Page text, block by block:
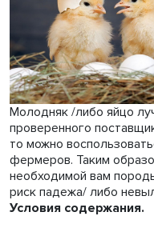
Молодняк /либо яйцо
проверенного
то можно
фермеров. Таким
необходимой вам
риск падежа/ либо
Условия содержания.